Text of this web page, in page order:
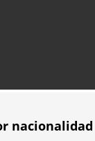
nacionalidad